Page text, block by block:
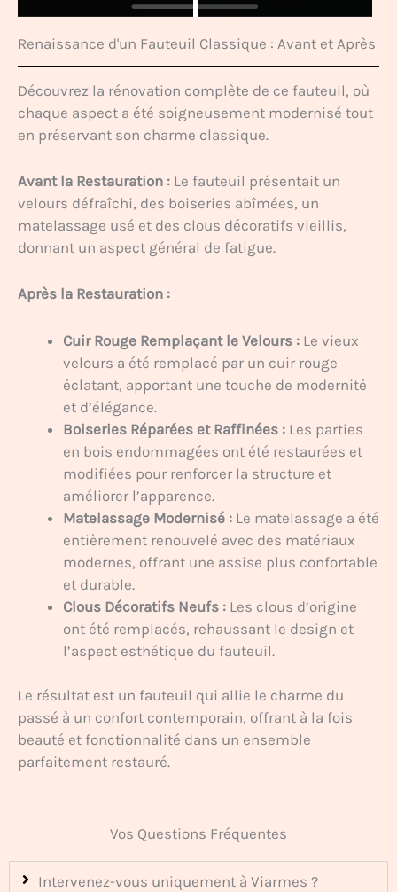
Renaissance d'un Fauteuil Classique : Avant et Après
Découvrez la rénovation complète de ce fauteuil, où
chaque aspect a été soigneusement modernisé tout
en préservant son charme classique.
Avant la Restauration : Le fauteuil présentait un
velours défraîchi, des boiseries abîmées, un
matelassage usé et des clous décoratifs vieillis,
donnant un aspect général de fatigue.
Après la Restauration :
Cuir Rouge Remplaçant le Velours : Le vieux
velours a été remplacé par un cuir rouge
éclatant, apportant une touche de modernité
et d’élégance.
Boiseries Réparées et Raffinées : Les parties
en bois endommagées ont été restaurées et
modifiées pour renforcer la structure et
améliorer l’apparence.
Matelassage Modernisé : Le matelassage a été
entièrement renouvelé avec des matériaux
modernes, offrant une assise plus confortable
et durable.
Clous Décoratifs Neufs : Les clous d’origine
ont été remplacés, rehaussant le design et
l’aspect esthétique du fauteuil.
Le résultat est un fauteuil qui allie le charme du
passé à un confort contemporain, offrant à la fois
beauté et fonctionnalité dans un ensemble
parfaitement restauré.
Vos Questions Fréquentes
Intervenez-vous uniquement à Viarmes ?